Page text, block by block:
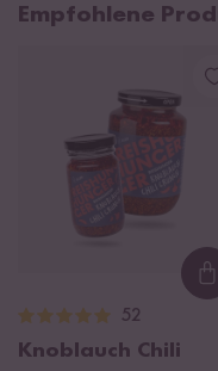
Empfohlene
52
Knoblauch Chili